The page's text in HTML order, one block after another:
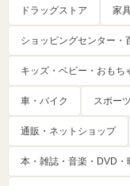
ドラッグストア 家
ショッピングセンター・
キッズ・ベビー・おもち
車・バイク スポー
通販・ネットショップ
本・雑誌・音楽・DVD・